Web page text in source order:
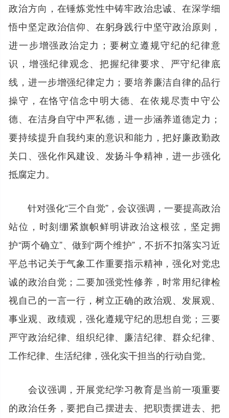
政治方向，在锤炼党性中铸牢政治忠诚、在深学细
悟中坚定政治信仰、在躬身践行中坚守政治原则，
进一步增强政治定力；要树立遵规守纪的纪律意
识，增强纪律观念、把握纪律要求、严守纪律底
线，进一步增强纪律定力；要培养廉洁自律的品行
操守，在恪守信念中明大德、在依规尽责中守公
德、在洁身自守中严私德，进一步涵养道德定力；
要持续提升自我约束的意识和能力，把好廉政勤政
关口、强化作风建设、发扬斗争精神，进一步强化
抵腐定力。
针对强化“三个自觉”，会议强调，一要提高政治
站位，时刻绷紧旗帜鲜明讲政治这根弦，坚定拥
护“两个确立”、做到“两个维护”，不折不扣落实习近
平总书记关于气象工作重要指示精神，强化对党忠
诚的政治自觉；二要加强党性修养，时常用纪律检
视自己的一言一行，树立正确的政治观、发展观、
事业观、政绩观，强化遵规守纪的思想自觉；三要
严守政治纪律、组织纪律、廉洁纪律、群众纪律、
工作纪律、生活纪律，强化实干担当的行动自觉。
会议强调，开展党纪学习教育是当前一项重要
的政治任务，要把自己摆进去、把职责摆进去、把